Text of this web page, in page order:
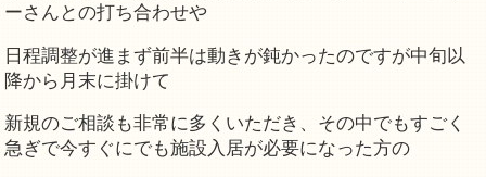
ーさんとの打ち合わせや
日程調整が進まず前半は動きが鈍かったのですが中旬以
降から月末に掛けて
新規のご相談も非常に多くいただき、その中でもすごく
急ぎで今すぐにでも施設入居が必要になった方の